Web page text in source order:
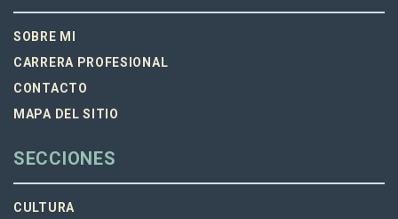
SOBRE MI
CARRERA PROFESIONAL
CONTACTO
MAPA DEL SITIO
SECCIONES
CULTURA